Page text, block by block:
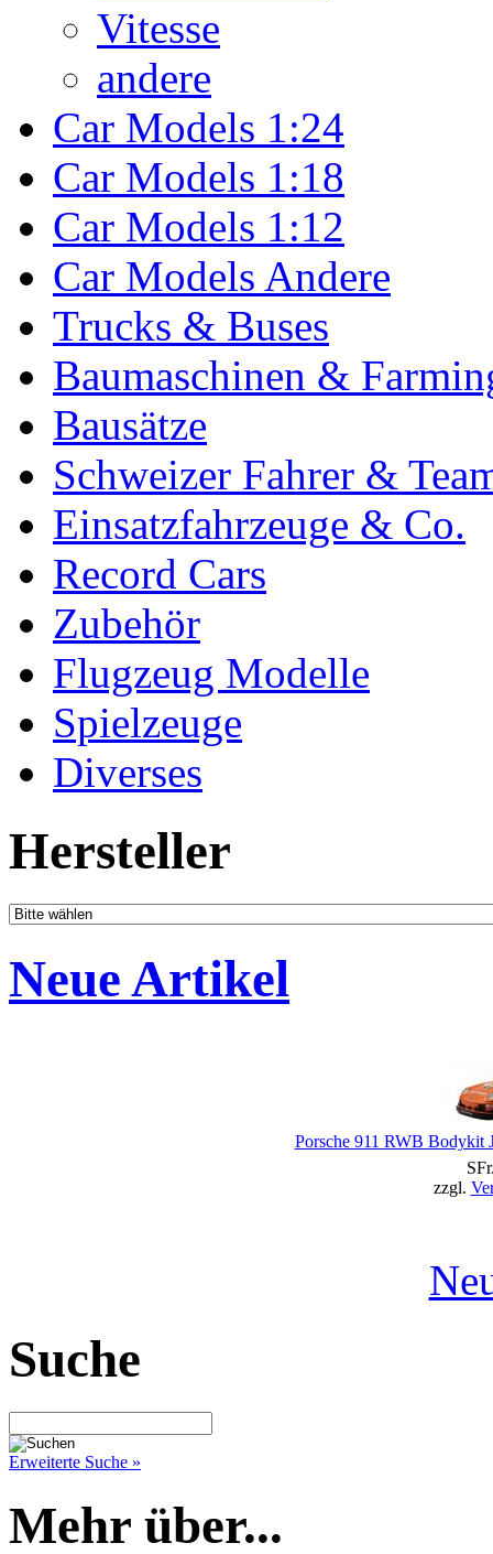
Vitesse
andere
Car Models 1:24
Car Models 1:18
Car Models 1:12
Car Models Andere
Trucks & Buses
Baumaschinen &
Bausätze
Schweizer Fahrer &
Einsatzfahrzeuge & Co.
Record Cars
Zubehör
Flugzeug Modelle
Spielzeuge
Diverses
Hersteller
Neue Artikel
Porsche 911 RWB Bodykit
zzgl.
Suche
Erweiterte Suche »
Mehr über...